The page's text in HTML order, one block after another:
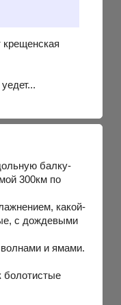
балку-
300км по
какой-
с дождевыми
и ямами.
болотистые